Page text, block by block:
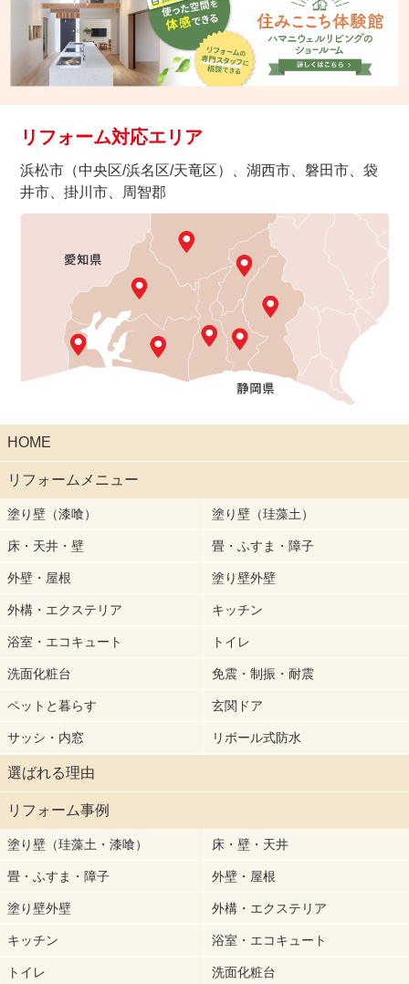
リフォーム対応エリア
浜松市（中央区/浜名区/天竜区）、湖西市、磐田市、袋
井市、掛川市、周智郡
HOME
リフォームメニュー
塗り壁（漆喰） 塗り壁（珪藻土）
床・天井・壁 畳・ふすま・障子
外壁・屋根 塗り壁外壁
外構・エクステリア キッチン
浴室・エコキュート トイレ
洗面化粧台 免震・制振・耐震
ペットと暮らす 玄関ドア
サッシ・内窓 リボール式防水
選ばれる理由
リフォーム事例
塗り壁（珪藻土・漆喰） 床・壁・天井
畳・ふすま・障子 外壁・屋根
塗り壁外壁 外構・エクステリア
キッチン 浴室・エコキュート
トイレ 洗面化粧台